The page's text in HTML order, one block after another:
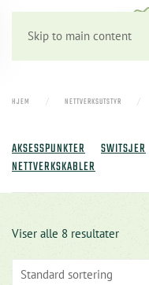
Skip to main content
HJEM NETTVERKSUTSTYR
AKSESSPUNKTER SWITSJER
NETTVERKSKABLER
Viser alle 8 resultater